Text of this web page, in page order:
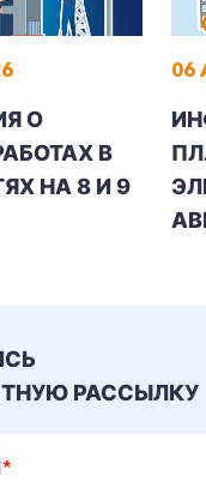
О
В
НА 8 И 9
06
РАССЫЛКУ
*